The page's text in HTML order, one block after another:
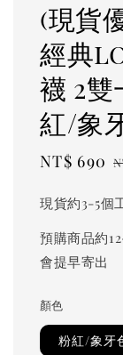
(現貨
經典
襪 2
紅/象
Sale
NT$ 690
現貨約3-5個
預購商品約
會提早寄出
顏色
粉紅/象牙